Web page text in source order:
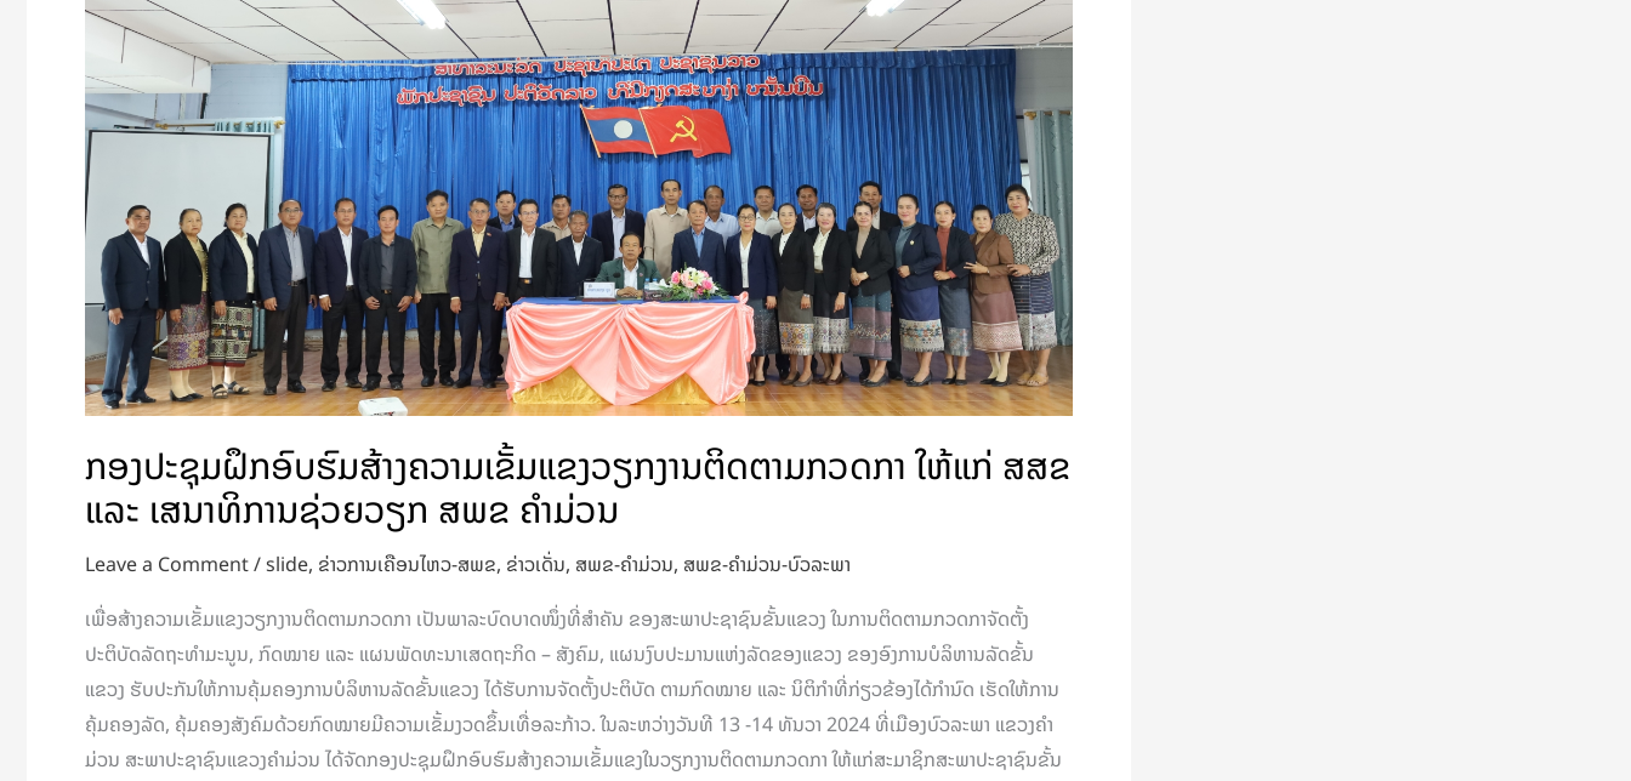
ກອງປະຊຸມຝຶກອົບຮົມສ້າງຄວາມເຂັ້ມແຂງວຽກງານຕິດຕາມກວດກາ ໃຫ້ແກ່ ສສຂ
ແລະ ເສນາທິການຊ່ວຍວຽກ ສພຂ ຄຳມ່ວນ
Leave a Comment/slide, ຂ່າວການເຄືອນໄຫວ-ສພຂ, ຂ່າວເດັ່ນ, ສພຂ-ຄໍາມ່ວນ, ສພຂ-ຄໍາມ່ວນ-ບົວລະພາ
ເພື່ອສ້າງຄວາມເຂັ້ມແຂງວຽກງານຕິດຕາມກວດກາ ເປັນພາລະບົດບາດໜຶ່ງທີ່ສໍາຄັນ ຂອງສະພາປະຊາຊົນຂັ້ນແຂວງ ໃນການຕິດຕາມກວດກາຈັດຕັ້ງ
ປະຕິບັດລັດຖະທໍາມະນູນ, ກົດໝາຍ ແລະ ແຜນພັດທະນາເສດຖະກິດ – ສັງຄົມ, ແຜນງົບປະມານແຫ່ງລັດຂອງແຂວງ ຂອງອົງການບໍລິຫານລັດຂັ້ນ
ແຂວງ ຮັບປະກັນໃຫ້ການຄຸ້ມຄອງການບໍລິຫານລັດຂັ້ນແຂວງ ໄດ້ຮັບການຈັດຕັ້ງປະຕິບັດ ຕາມກົດໝາຍ ແລະ ນິຕິກໍາທີ່ກ່ຽວຂ້ອງໄດ້ກໍານົດ ເຮັດໃຫ້ການ
ຄຸ້ມຄອງລັດ, ຄຸ້ມຄອງສັງຄົມດ້ວຍກົດໝາຍມີຄວາມເຂັ້ມງວດຂຶ້ນເທື່ອລະກ້າວ. ໃນລະຫວ່າງວັນທີ 13 -14 ທັນວາ 2024 ທີ່ເມືອງບົວລະພາ ແຂວງຄໍາ
ມ່ວນ ສະພາປະຊາຊົນແຂວງຄໍາມ່ວນ ໄດ້ຈັດກອງປະຊຸມຝຶກອົບຮົມສ້າງຄວາມເຂັ້ມແຂງໃນວຽກງານຕິດຕາມກວດກາ ໃຫ້ແກ່ສະມາຊິກສະພາປະຊາຊົນຂັ້ນ
ຄວາມ
ແຂງ
ວຽກງານ
ຕິດຕາມ
ກວດ
ກາ
ໃຫ້
ແກ່
ສສຂ
ແລະ
ເສນາທິການ
ວຽກ
ສພຂ
ມ່ວນ